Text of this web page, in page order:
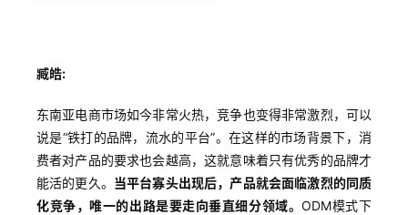
臧皓:
东南亚电商市场如今非常火热，竞争也变得非常激烈，可以
说是“铁打的品牌，流水的平台”。在这样的市场背景下，消
费者对产品的要求也会越高，这就意味着只有优秀的品牌才
能活的更久。 当平台寡头出现后，产品就会面临激烈的同质
化竞争，唯一的出路是要走向垂直细分领域。ODM模式下